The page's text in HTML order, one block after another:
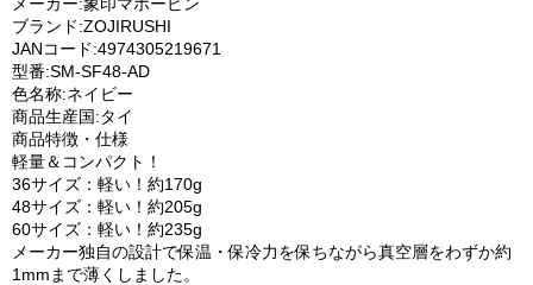
ブランド:ZOJIRUSHI
JANコード:4974305219671
型番:SM-SF48-AD
色名称:ネイビー
商品生産国:タイ
商品特徴・仕様
軽量＆コンパクト！
36サイズ：軽い！約170g
48サイズ：軽い！約205g
60サイズ：軽い！約235g
メーカー独自の設計で保温・保冷力を保ちながら真空層をわずか約
1mmまで薄くしました。